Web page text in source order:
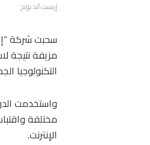
إرنست آند يونج
سحبت شركة
مزيفة نتيجة
التكنولوجيا
واستخدمت
مختلقة
الإنترنت.